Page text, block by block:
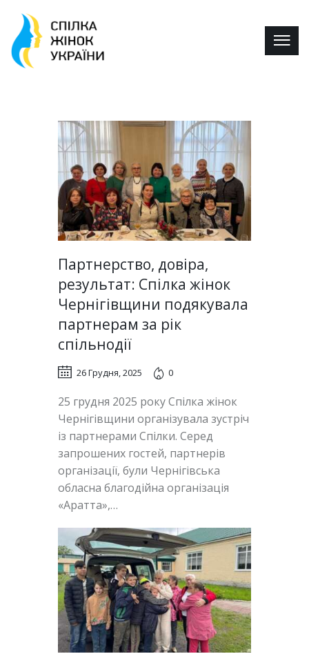
Партнерство, довіра,
результат: Спілка жінок
Чернігівщини подякувала
партнерам за рік
спільнодії
26 Грудня, 2025 0
25 грудня 2025 року Спілка жінок
Чернігівщини організувала зустріч
із партнерами Спілки. Серед
запрошених гостей, партнерів
організації, були Чернігівська
обласна благодійна організація
«Аратта»,…